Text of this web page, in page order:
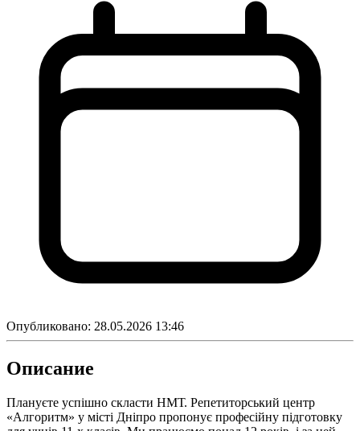
Опубликовано: 28.05.2026 13:46
Описание
Плануєте успішно скласти НМТ. Репетиторський центр
«Алгоритм» у місті Дніпро пропонує професійну підготовку